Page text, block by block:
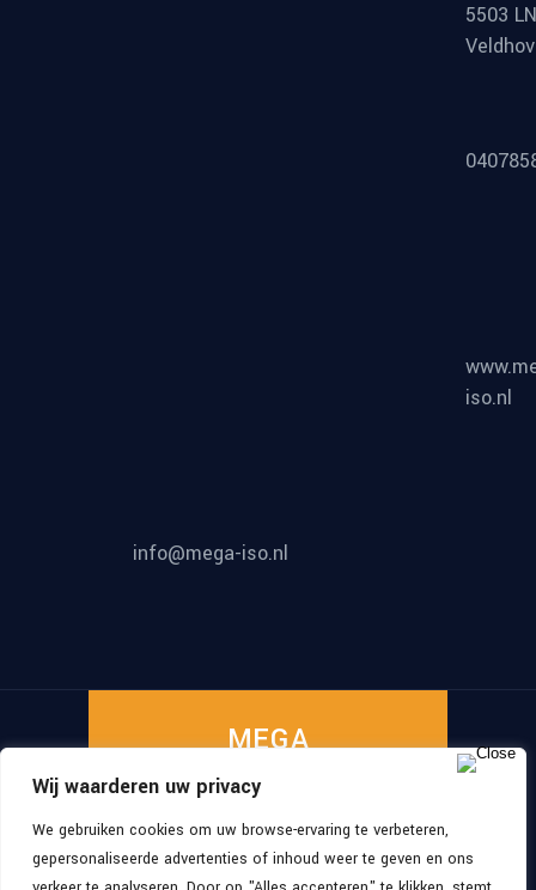
Wij waarderen uw privacy
We gebruiken cookies om uw browse-ervaring te verbeteren,
gepersonaliseerde advertenties of inhoud weer te geven en ons
5503 LN
iso.nl
info@mega-iso.nl
MEGA
ISO